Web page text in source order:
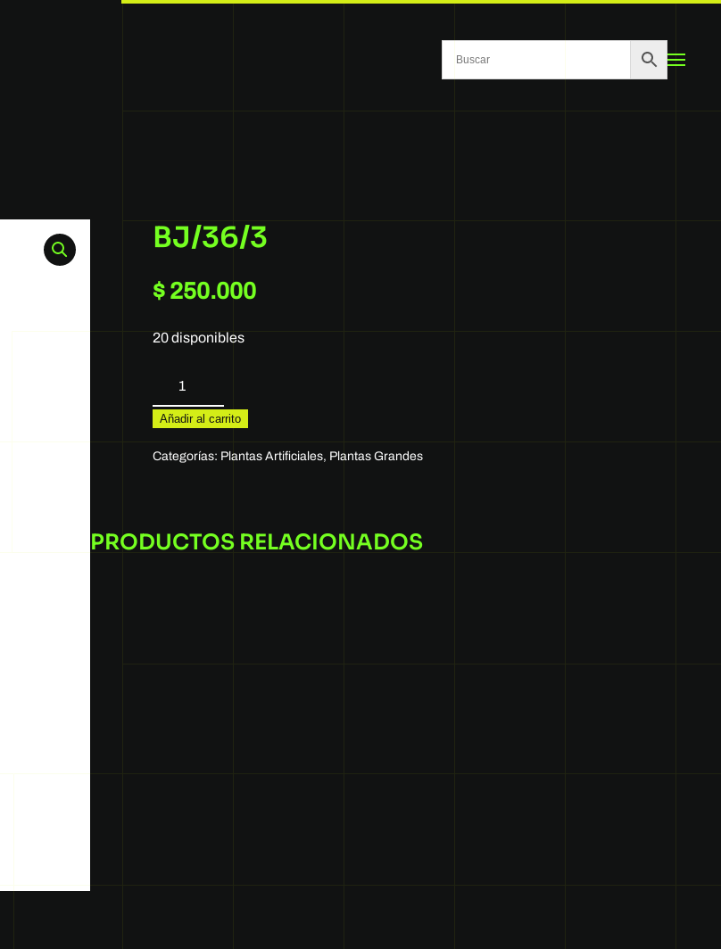
BJ/36/3
$ 250.000
20 disponibles
Añadir al carrito
Categorías: Plantas Artificiales, Plantas Grandes
PRODUCTOS RELACIONADOS